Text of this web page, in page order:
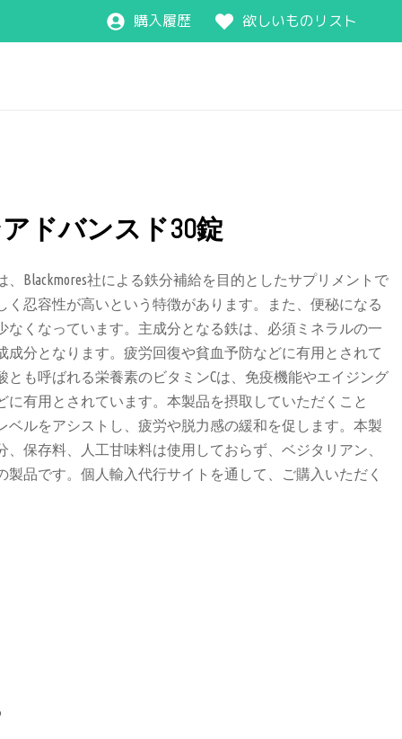
購入履歴 欲しいものリスト
ドバンスド30錠
Blackmores社による鉄分補給を目的としたサプリメントで
く忍容性が高いという特徴があります。また、便秘になる
なくなっています。主成分となる鉄は、必須ミネラルの一
成分となります。疲労回復や貧血予防などに有用とされて
とも呼ばれる栄養素のビタミンCは、免疫機能やエイジング
に有用とされています。本製品を摂取していただくこと
ベルをアシストし、疲労や脱力感の緩和を促します。本製
保存料、人工甘味料は使用しておらず、ベジタリアン、
品です。個人輸入代行サイトを通して、ご購入いただく